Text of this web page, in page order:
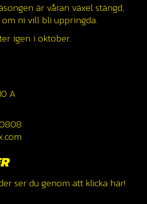
är våran växel stängd,
ni vill bli uppringda.
igen i oktober.
A
ser du genom att klicka här!